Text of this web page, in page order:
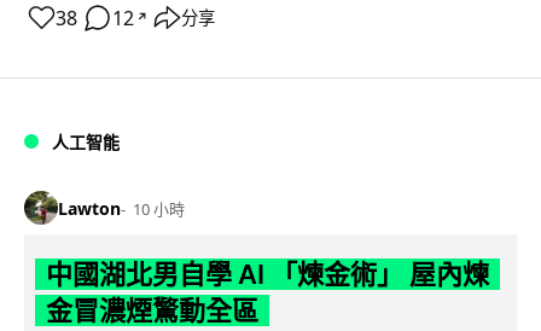
38 12 ↗ 分享
人工智能
Lawton 10 小時
中國湖北男自學 AI 「煉金術」 屋內煉
金冒濃煙驚動全區